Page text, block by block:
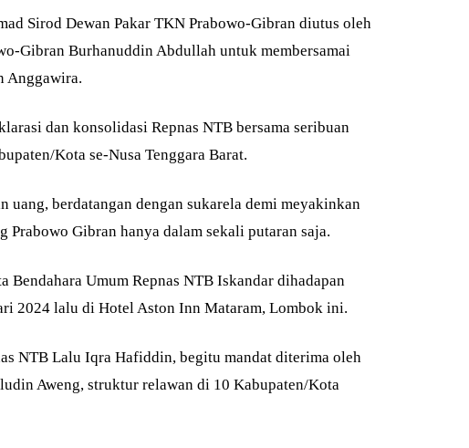
Sirod Dewan Pakar TKN Prabowo-Gibran diutus oleh
Gibran Burhanuddin Abdullah untuk membersamai
Anggawira.
dan konsolidasi Repnas NTB bersama seribuan
Kota se-Nusa Tenggara Barat.
uang, berdatangan dengan sukarela demi meyakinkan
Prabowo Gibran hanya dalam sekali putaran saja.
Bendahara Umum Repnas NTB Iskandar dihadapan
2024 lalu di Hotel Aston Inn Mataram, Lombok ini.
NTB Lalu Iqra Hafiddin, begitu mandat diterima oleh
Aweng, struktur relawan di 10 Kabupaten/Kota